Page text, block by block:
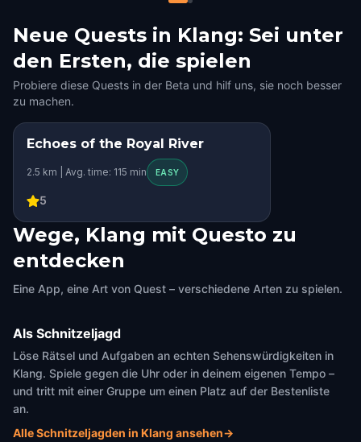
Neue Quests in Klang: Sei unter
den Ersten, die spielen
Probiere diese Quests in der Beta und hilf uns, sie noch besser
zu machen.
Echoes of the Royal River
2.5 km | Avg. time: 115 min EASY
5
Wege, Klang mit Questo zu
entdecken
Eine App, eine Art von Quest – verschiedene Arten zu spielen.
Als Schnitzeljagd
Löse Rätsel und Aufgaben an echten Sehenswürdigkeiten in
Klang. Spiele gegen die Uhr oder in deinem eigenen Tempo –
und tritt mit einer Gruppe um einen Platz auf der Bestenliste
an.
Alle Schnitzeljagden in Klang ansehen→